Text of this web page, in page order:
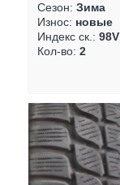
Сезон: Зима
Износ: новые
Индекс ск.: 98V
Кол-во: 2